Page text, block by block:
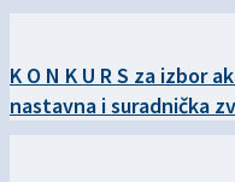
K O N K U R S za izbor
nastavna i suradnička